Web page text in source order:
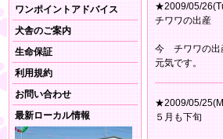
ワンポイントアドバイス
犬舎のご案内
生命保証
利用規約
お問い合わせ
最新ローカル情報
★2009/05/
チワワの出産
今 チワワの出
元気です。
★2009/05/
５月も下旬